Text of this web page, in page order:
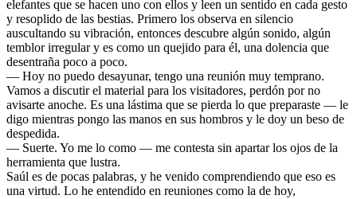
elefantes que se hacen uno con ellos y leen un sentido en cada gesto
y resoplido de las bestias. Primero los observa en silencio
auscultando su vibración, entonces descubre algún sonido, algún
temblor irregular y es como un quejido para él, una dolencia que
desentraña poco a poco.
— Hoy no puedo desayunar, tengo una reunión muy temprano.
Vamos a discutir el material para los visitadores, perdón por no
avisarte anoche. Es una lástima que se pierda lo que preparaste — le
digo mientras pongo las manos en sus hombros y le doy un beso de
despedida.
— Suerte. Yo me lo como — me contesta sin apartar los ojos de la
herramienta que lustra.
Saúl es de pocas palabras, y he venido comprendiendo que eso es
una virtud. Lo he entendido en reuniones como la de hoy,